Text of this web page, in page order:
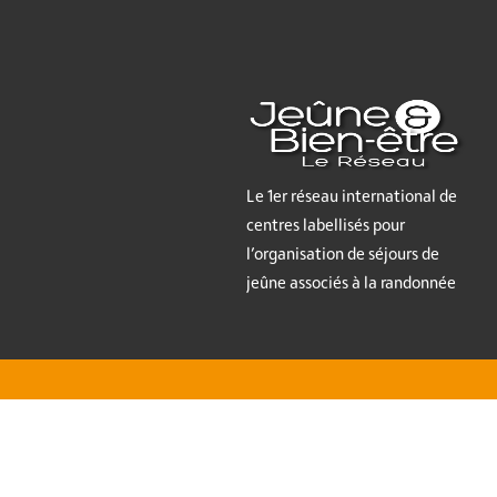
Le 1er réseau international de
centres labellisés pour
l’organisation de séjours de
jeûne associés à la randonnée